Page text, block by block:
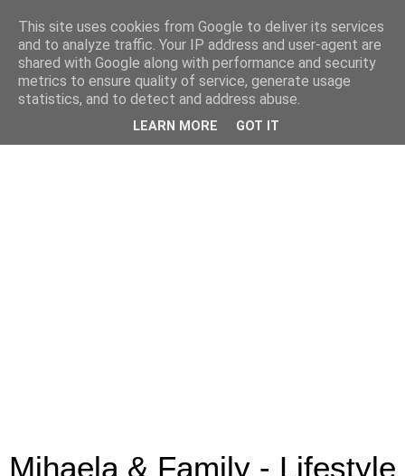
Mihaela & Family - Lifestyle
This site uses cookies from Google to deliver its services
and to analyze traffic. Your IP address and user-agent are
shared with Google along with performance and security
metrics to ensure quality of service, generate usage
statistics, and to detect and address abuse.
LEARN MORE GOT IT